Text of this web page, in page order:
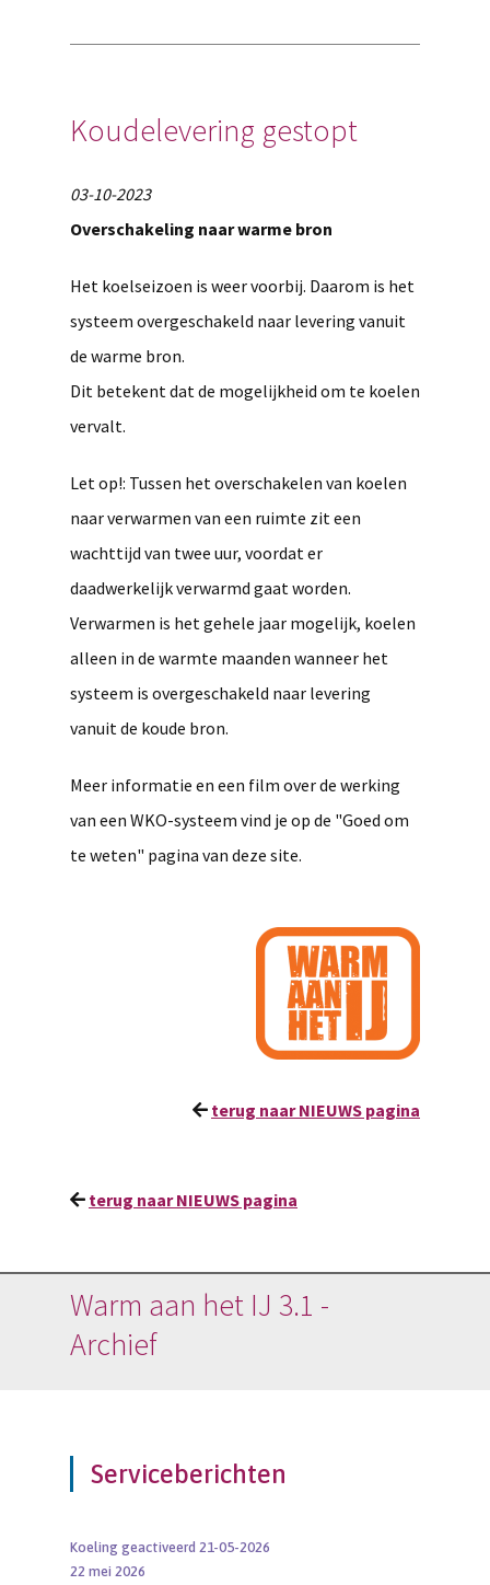
Koudelevering gestopt
03-10-2023
Overschakeling naar warme bron
Het koelseizoen is weer voorbij. Daarom is het
systeem overgeschakeld naar levering vanuit
de warme bron.
Dit betekent dat de mogelijkheid om te koelen
vervalt.
Let op!: Tussen het overschakelen van koelen
naar verwarmen van een ruimte zit een
wachttijd van twee uur, voordat er
daadwerkelijk verwarmd gaat worden.
Verwarmen is het gehele jaar mogelijk, koelen
alleen in de warmte maanden wanneer het
systeem is overgeschakeld naar levering
vanuit de koude bron.
Meer informatie en een film over de werking
van een WKO-systeem vind je op de "Goed om
te weten" pagina van deze site.
terug naar NIEUWS pagina
terug naar NIEUWS pagina
Warm aan het IJ 3.1 -
Archief
Serviceberichten
Koeling geactiveerd 21-05-2026
22 mei 2026